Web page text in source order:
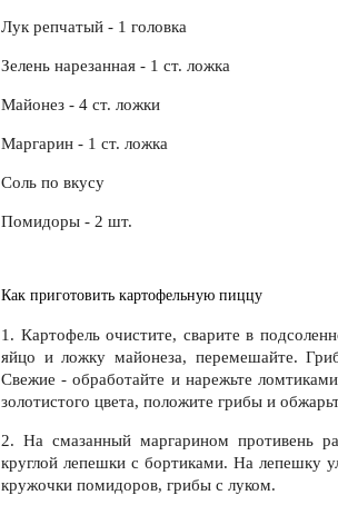
Лук репчатый - 1 головка
Зелень нарезанная - 1 ст. ложка
Майонез - 4 ст. ложки
Маргарин - 1 ст. ложка
Соль по вкусу
Помидоры - 2 шт.
Как приготовить картофельную пиццу
1. Картофель очистите, сварите в
яйцо и ложку майонеза, перемешайте.
Свежие - обработайте и нарежьте
золотистого цвета, положите грибы и
2. На смазанный маргарином противень
круглой лепешки с бортиками. На лепешку
кружочки помидоров, грибы с луком.